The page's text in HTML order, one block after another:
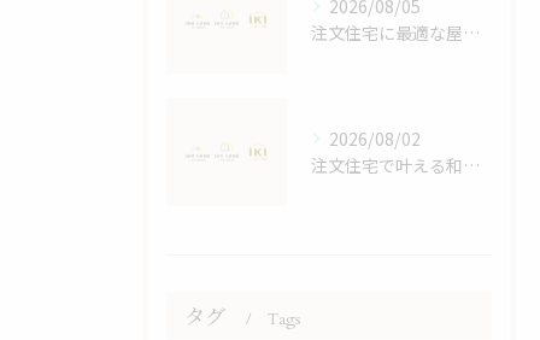
2026/08/05
注文住宅に最適な屋根デザイン術
2026/08/02
注文住宅で叶える和モダンの家づくり鹿児島県鹿児島市大島郡宇検村で失敗しない選び方
タグ Tags